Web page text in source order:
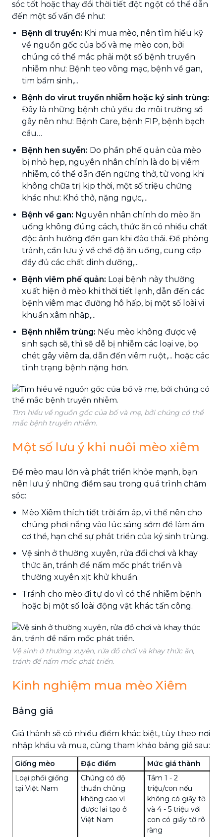
sóc tốt hoặc thay đổi thời tiết đột ngột có thể dẫn
đến một số vấn đề như:
Bệnh di truyền: Khi mua mèo, nên tìm hiểu kỹ
về nguồn gốc của bố và mẹ mèo con, bởi
chúng có thể mắc phải một số bệnh truyền
nhiễm như: Bệnh teo võng mạc, bệnh về gan,
tim bẩm sinh,...
Bệnh do virut truyền nhiễm hoặc ký sinh trùng:
Đây là những bệnh chủ yếu do môi trường số
gây nên như: Bệnh Care, bệnh FIP, bệnh bạch
cầu…
Bệnh hen suyễn: Do phần phế quản của mèo
bị nhỏ hẹp, nguyên nhân chính là do bị viêm
nhiễm, có thể dẫn đến ngừng thở, tử vong khi
không chữa trị kịp thời, một số triệu chứng
khác như: Khó thở, nặng ngực,...
Bệnh về gan: Nguyên nhân chính do mèo ăn
uống không đúng cách, thức ăn có nhiều chất
độc ảnh hưởng đến gan khi đào thải. Để phòng
tránh, cần lưu ý về chế độ ăn uống, cung cấp
đầy đủ các chất dinh dưỡng,...
Bệnh viêm phế quản: Loại bệnh này thường
xuất hiện ở mèo khi thời tiết lạnh, dẫn đến các
bệnh viêm mạc đường hô hấp, bị một số loài vi
khuẩn xâm nhập,...
Bệnh nhiễm trùng: Nếu mèo không được vệ
sinh sạch sẽ, thì sẽ dễ bị nhiễm các loại ve, bọ
chét gây viêm da, dẫn đến viêm ruột,... hoặc các
tình trạng bệnh nặng hơn.
Tìm hiểu về nguồn gốc của bố và mẹ, bởi chúng có thể
mắc bệnh truyền nhiễm.
Một số lưu ý khi nuôi mèo xiêm
Để mèo mau lớn và phát triển khỏe mạnh, bạn
nên lưu ý những điểm sau trong quá trình chăm
sóc:
Mèo Xiêm thích tiết trời ấm áp, vì thế nên cho
chúng phơi nắng vào lúc sáng sớm để làm ấm
cơ thể, hạn chế sự phát triển của ký sinh trùng.
Vệ sinh ở thường xuyên, rửa đổi chơi và khay
thức ăn, tránh để nấm mốc phát triển và
thường xuyên xịt khử khuẩn.
Tránh cho mèo đi tự do vì có thể nhiễm bệnh
hoặc bị một số loài động vật khác tấn công.
Vệ sinh ở thường xuyên, rửa đồ chơi và khay thức ăn,
tránh để nấm mốc phát triển.
Kinh nghiệm mua mèo Xiêm
Bảng giá
Giá thành sẽ có nhiều điểm khác biệt, tùy theo nơi
nhập khẩu và mua, cùng tham khảo bảng giá sau:
Giống mèo Đặc điểm
Mức giá thành
Loại phối giống
tại Việt Nam
Chúng có độ
thuần chủng
không cao vì
được lai tạo ở
Việt Nam
Tầm 1 - 2
triệu/con nếu
không có giấy tờ
và 4 - 5 triệu với
con có giấy tờ rõ
ràng